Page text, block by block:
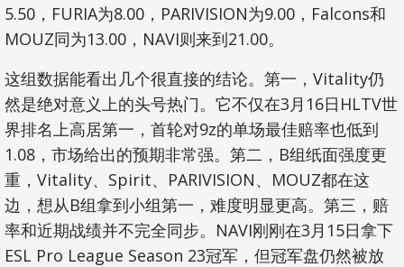
5.50，FURIA为8.00，PARIVISION为9.00，Falcons和
MOUZ同为13.00，NAVI则来到21.00。
这组数据能看出几个很直接的结论。第一，Vitality仍
然是绝对意义上的头号热门。它不仅在3月16日HLTV世
界排名上高居第一，首轮对9z的单场最佳赔率也低到
1.08，市场给出的预期非常强。第二，B组纸面强度更
重，Vitality、Spirit、PARIVISION、MOUZ都在这
边，想从B组拿到小组第一，难度明显更高。第三，赔
率和近期战绩并不完全同步。NAVI刚刚在3月15日拿下
ESL Pro League Season 23冠军，但冠军盘仍然被放